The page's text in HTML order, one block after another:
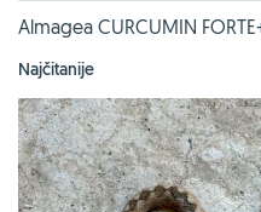
Almagea CURCUMIN
Najčitanije